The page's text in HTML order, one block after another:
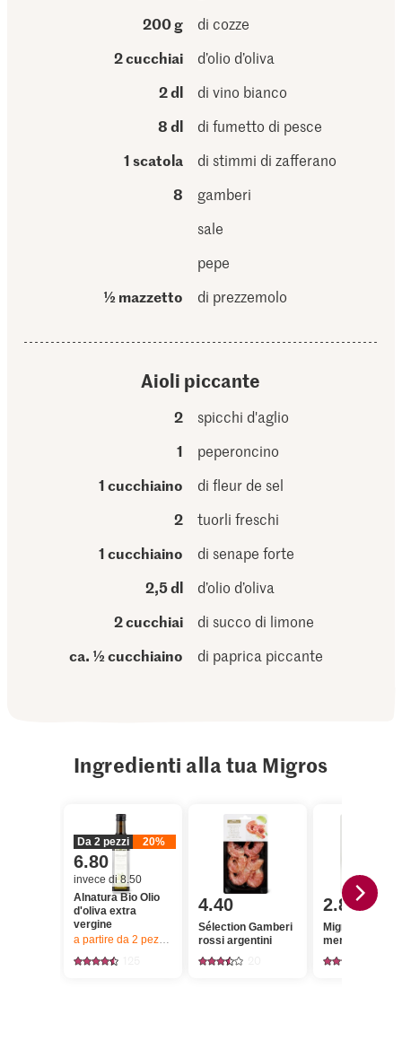
200 g
di cozze
2 cucchiai
d’olio d’oliva
2 dl
di vino bianco
8 dl
di fumetto di pesce
1 scatola
di stimmi di zafferano
8
gamberi
sale
pepe
½ mazzetto
di prezzemolo
Aioli piccante
2
spicchi d'aglio
1
peperoncino
1 cucchiaino
di fleur de sel
2
tuorli freschi
1 cucchiaino
di senape forte
2,5 dl
d’olio d’oliva
2 cucchiai
di succo di limone
ca. ½ cucchiaino
di paprica piccante
Ingredienti alla tua Migros
Da 2 pezzi 20%
6.80
invece di 8.50
Alnatura Bio Olio
d'oliva extra
vergine
a partire da 2 pezzi, Offerta valida solo dal 6.8 al 12.8.2026, fino a
4.40
Sélection Gamberi
rossi argentini
2.80
Migros Filetto
merluzzo